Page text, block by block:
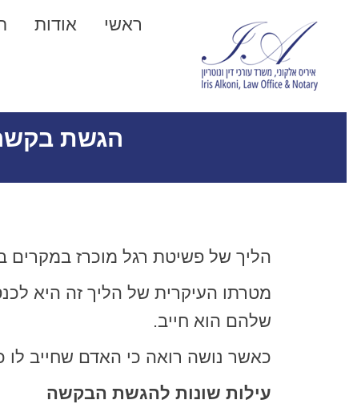
ראשי אודות
הגשת
הליך של פשיטת רגל מוכרז במקרים
מטרתו העיקרית של הליך זה היא
שלהם הוא חייב.
כאשר נושה רואה כי האדם שחייב לו
עילות שונות להגשת הבקשה